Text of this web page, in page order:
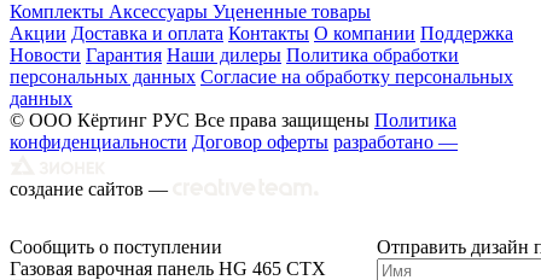
Комплекты Аксессуары Уцененные товары
Акции Доставка и оплата Контакты О компании Поддержка
Новости Гарантия Наши дилеры Политика обработки
персональных данных Согласие на обработку персональных
данных
© ООО Кёртинг РУС Все права защищены Политика
конфиденциальности Договор оферты разработано —
создание сайтов —
Сообщить о поступлении
Газовая варочная панель HG 465 CTX
Отправить дизайн